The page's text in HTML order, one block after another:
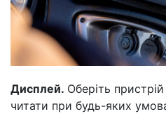
Дисплей. Оберіть
читати при будь-яких